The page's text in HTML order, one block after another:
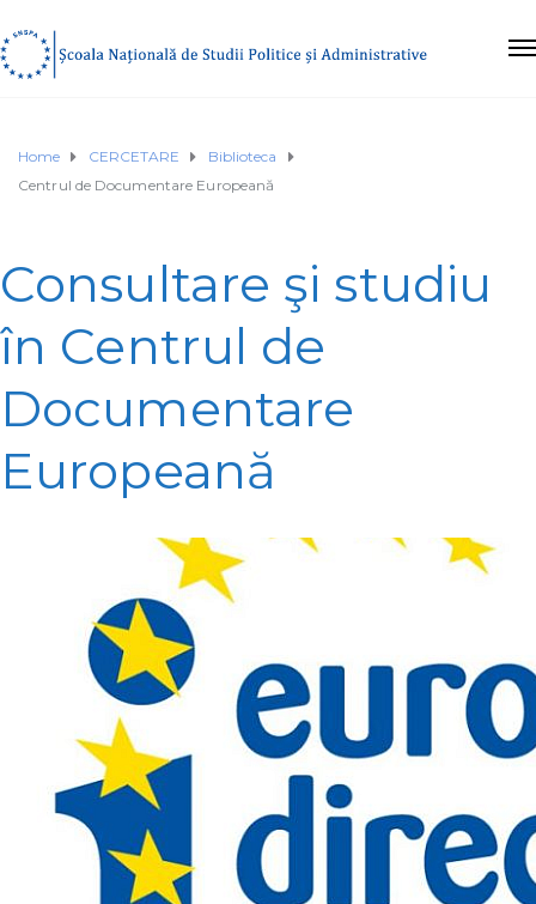
Home CERCETARE
Biblioteca
Centrul de Documentare Europeană
Consultare şi studiu
în Centrul de
Documentare
Europeană